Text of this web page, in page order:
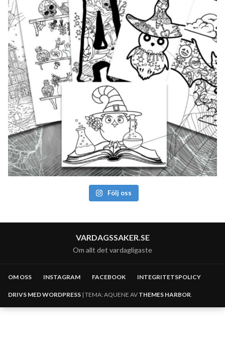
Följ oss
VARDAGSSAKER.SE
Om allt det vardagligaste
OM OSS INSTAGRAM FACEBOOK INTEGRITETSPOLICY
DRIVS MED WORDPRESS | TEMA: AQUENE AV THEMES HARBOR.